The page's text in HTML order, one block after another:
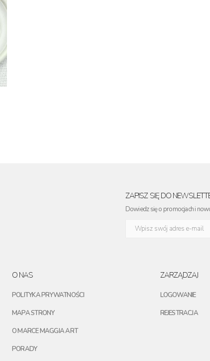
ZAPISZ SIĘ DO
Dowiedz się o promocjach i
O NAS
POLITYKA PRYWATNOŚCI
MAPA STRONY
O MARCE MAGGIA ART
PORADY
ZARZĄDZAJ
LOGOWANIE
REJESTRACJA